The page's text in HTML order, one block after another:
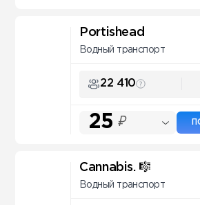
Portishead
Водный транспорт
22 410
25 ₽
Cannabis. 🎼
Водный транспорт